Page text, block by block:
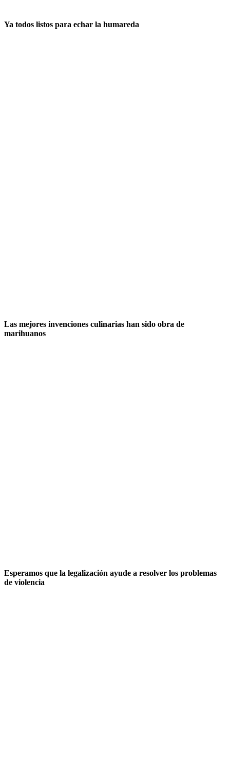
Ya todos listos para echar la humareda
Las mejores invenciones culinarias han sido obra de
marihuanos
Esperamos que la legalización ayude a resolver los problemas
de violencia